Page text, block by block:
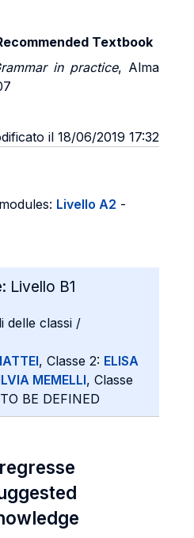
Textbook
in practice, Alma
il 18/06/2019 17:32
Livello A2 -
Livello B1
delle classi /
, Classe 2: ELISA
MEMELLI, Classe
BE DEFINED